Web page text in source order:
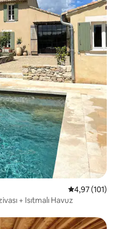
5 üzerinden
4,97 (101)
+ Isıtmalı Havuz